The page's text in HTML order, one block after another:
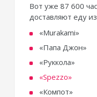
Вот уже 87 600
доставляют еду
«Murakami»
«Папа Джон»
«Руккола»
«Spezzo»
«Компот»